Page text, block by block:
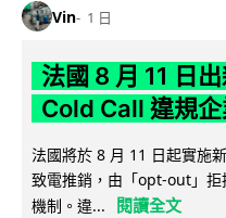
Vin 1 日
法國 8 月 11 日
Cold Call 違規
法國將於 8 月 11 日起實施
致電推銷，由「opt-out」
機制。違...
閱讀全文